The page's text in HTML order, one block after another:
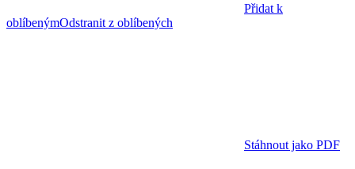
Přidat k
oblíbenýmOdstranit z oblíbených
Stáhnout jako PDF